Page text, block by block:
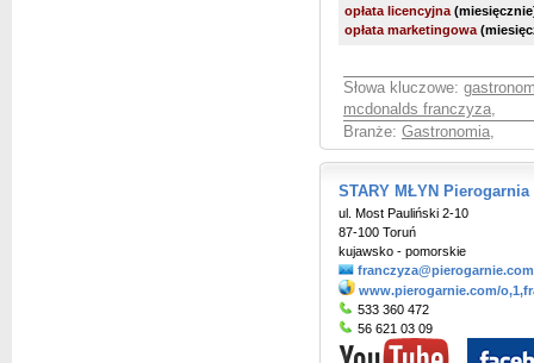
opłata licencyjna
opłata marketingowa
Słowa kluczowe:
mcdonalds franczyza,
Branże: Gastronomia,
STARY MŁYN Pierogarnia
ul. Most Pauliński 2-10
87-100 Toruń
kujawsko - pomorskie
franczyza@pierogarnie.com
www.pierogarnie.com/
533 360 472
56 621 03 09